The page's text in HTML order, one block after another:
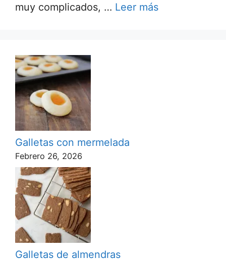
muy complicados, … Leer más
Galletas con mermelada
Febrero 26, 2026
Galletas de almendras